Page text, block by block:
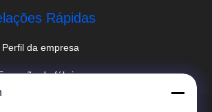
Rápidas
Perfil da empresa
da fábrica